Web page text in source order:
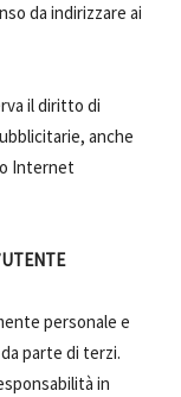
da indirizzare ai
il diritto di
anche
Internet
personale e
parte di terzi.
in